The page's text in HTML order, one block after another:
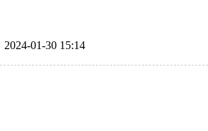
01-30 15:14